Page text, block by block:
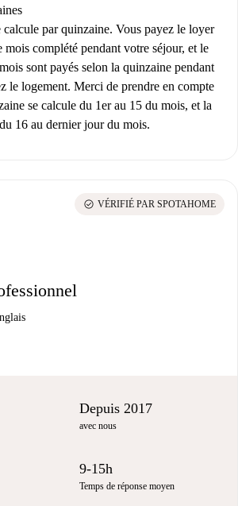
calcule par quinzaine. Vous payez le loyer
mois complété pendant votre séjour, et le
sont payés selon la quinzaine pendant
le logement. Merci de prendre en compte
se calcule du 1er au 15 du mois, et la
16 au dernier jour du mois.
check_circle VÉRIFIÉ PAR SPOTAHOME
Depuis 2017
avec nous
9-15h
Temps de réponse moyen